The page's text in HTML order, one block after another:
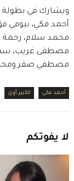
ويشارك في بطولة
أحمد مكي، بيومي
محمد سلام، رحمة
مصطفى غريب،
مصطفي صقر ومحمد
أحمد مكي الكبير أوي
لا يفوتكم